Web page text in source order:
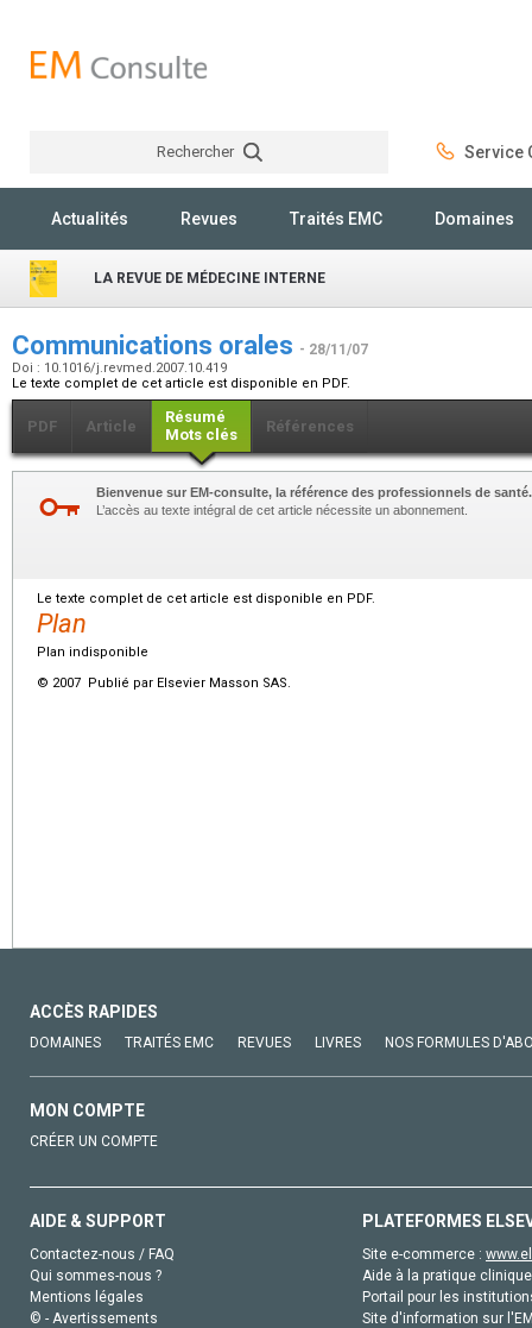
Rechercher Service
Actualités Revues Traités EMC Domaines
LA REVUE DE MÉDECINE INTERNE
Communications orales - 28/11/07
Doi : 10.1016/j.revmed.2007.10.419
Le texte complet de cet article est disponible en PDF.
PDF Article
Résumé
Mots clés
Références
Bienvenue sur EM-consulte, la référence des professionnels de santé.
L’accès au texte intégral de cet article nécessite un abonnement.
Le texte complet de cet article est disponible en PDF.
Plan
Plan indisponible
© 2007 Publié par Elsevier Masson SAS.
ACCÈS RAPIDES
DOMAINES TRAITÉS EMC REVUES LIVRES NOS FORMULES
MON COMPTE
CRÉER UN COMPTE
AIDE & SUPPORT
Contactez-nous / FAQ
Qui sommes-nous ?
Mentions légales
© - Avertissements
PLATEFORMES
Site e-commerce :
Aide à la pratique
Portail pour les
Site d'information sur